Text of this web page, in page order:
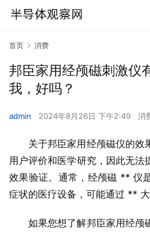
首页 消费
邦臣家用经颅磁刺激仪
我，好吗？
admin 2024年8月26日 下午2:49 消
关于邦臣家用经颅磁仪的效
用户评价和医学研究，因此无法
效果验证。通常，经颅磁 ** 仪
症状的医疗设备，可能通过 ** 大
如果您想了解邦臣家用经颅